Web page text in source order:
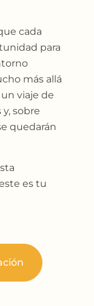
cada
para
más allá
viaje de
sobre
quedarán
es tu